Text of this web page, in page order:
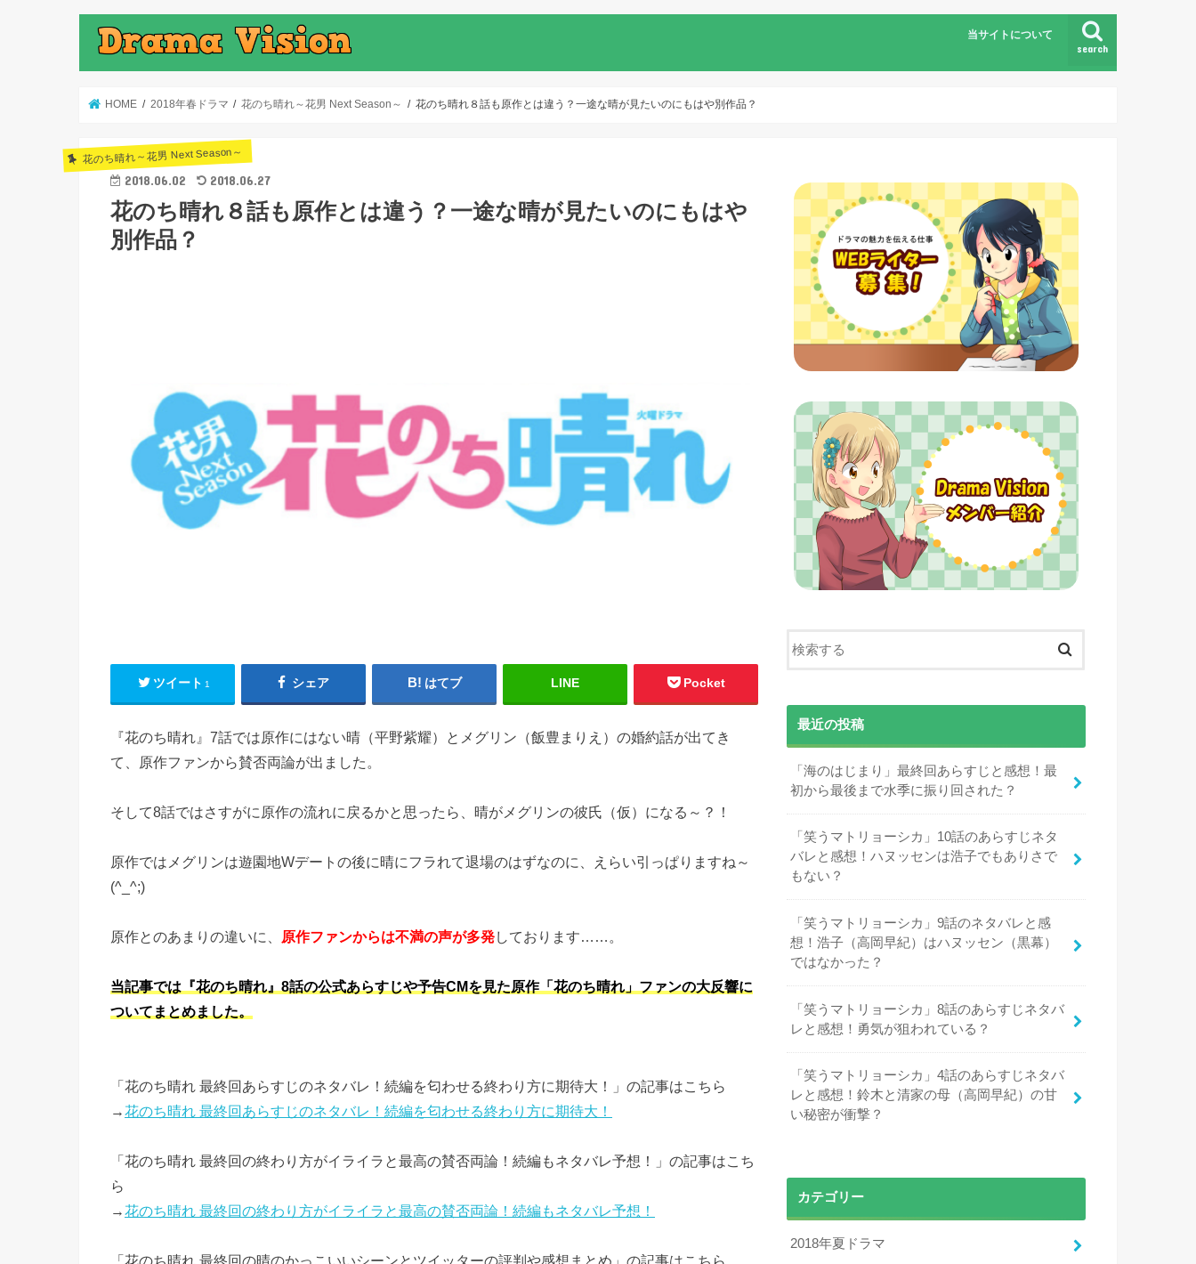
search
当サイトについて
HOME 2018年春ドラマ 花のち晴れ～花男 Next Season～ 花のち晴れ８話も原作とは違う？一途な晴が見たいのにもはや別作品？
花のち晴れ～花男 Next Season～
2018.06.02 2018.06.27
花のち晴れ８話も原作とは違う？一途な晴が見たいのにもはや
別作品？
ツイート 1 シェア はてブ LINE Pocket
『花のち晴れ』7話では原作にはない晴（平野紫耀）とメグリン（飯豊まりえ）の婚約話が出てき
て、原作ファンから賛否両論が出ました。
そして8話ではさすがに原作の流れに戻るかと思ったら、晴がメグリンの彼氏（仮）になる～？！
原作ではメグリンは遊園地Wデートの後に晴にフラれて退場のはずなのに、えらい引っぱりますね～
(^_^;)
原作とのあまりの違いに、 原作ファンからは不満の声が多発しております……。
当記事では『花のち晴れ』8話の公式あらすじや予告CMを見た原作「花のち晴れ」ファンの大反響に
ついてまとめました。
「花のち晴れ 最終回あらすじのネタバレ！続編を匂わせる終わり方に期待大！」の記事はこちら
→花のち晴れ 最終回あらすじのネタバレ！続編を匂わせる終わり方に期待大！
「花のち晴れ 最終回の終わり方がイライラと最高の賛否両論！続編もネタバレ予想！」の記事はこち
ら
→花のち晴れ 最終回の終わり方がイライラと最高の賛否両論！続編もネタバレ予想！
「花のち晴れ 最終回の晴のかっこいいシーンとツイッターの評判や感想まとめ」の記事はこちら
最近の投稿
「海のはじまり」最終回あらすじと感想！最
初から最後まで水季に振り回された？
「笑うマトリョーシカ」10話のあらすじネタ
バレと感想！ハヌッセンは浩子でもありさで
もない？
「笑うマトリョーシカ」9話のネタバレと感
想！浩子（高岡早紀）はハヌッセン（黒幕）
ではなかった？
「笑うマトリョーシカ」8話のあらすじネタバ
レと感想！勇気が狙われている？
「笑うマトリョーシカ」4話のあらすじネタバ
レと感想！鈴木と清家の母（高岡早紀）の甘
い秘密が衝撃？
カテゴリー
2018年夏ドラマ